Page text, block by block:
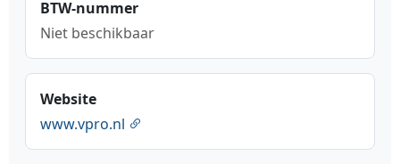
BTW-nummer
Niet beschikbaar
Website
www.vpro.nl